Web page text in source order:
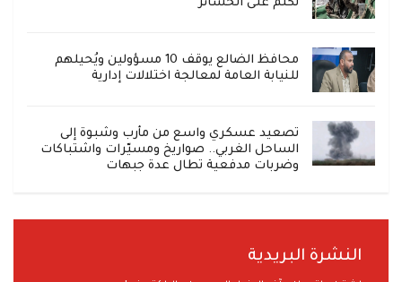
تكتم على الخسائر
محافظ الضالع يوقف 10 مسؤولين ويُحيلهم
للنيابة العامة لمعالجة اختلالات إدارية
تصعيد عسكري واسع من مأرب وشبوة إلى
الساحل الغربي.. صواريخ ومسيّرات واشتباكات
وضربات مدفعية تطال عدة جبهات
النشرة البريدية